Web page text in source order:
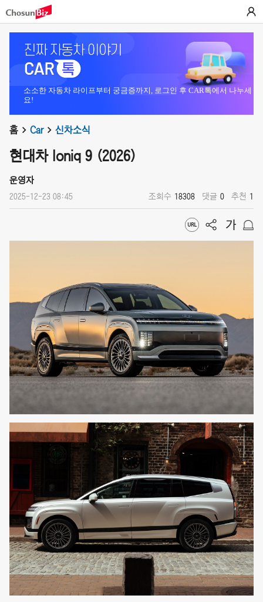
소소한 자동차 라이프부터 궁금증까지, 로그인 후 CAR톡에서 나누세
요!
홈 Car 신차소식
현대차 Ioniq 9 (2026)
운영자
2025-12-23 08:45 조회수 18308 댓글 0 추천 1